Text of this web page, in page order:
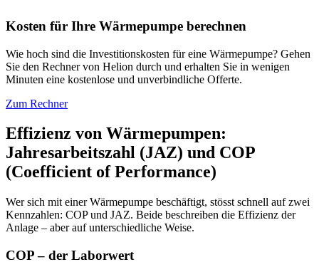
Kosten für Ihre Wärmepumpe berechnen
Wie hoch sind die Investitionskosten für eine Wärmepumpe? Gehen
Sie den Rechner von Helion durch und erhalten Sie in wenigen
Minuten eine kostenlose und unverbindliche Offerte.
Zum Rechner
Effizienz von Wärmepumpen:
Jahresarbeitszahl (JAZ) und COP
(Coefficient of Performance)
Wer sich mit einer Wärmepumpe beschäftigt, stösst schnell auf zwei
Kennzahlen: COP und JAZ. Beide beschreiben die Effizienz der
Anlage – aber auf unterschiedliche Weise.
COP – der Laborwert